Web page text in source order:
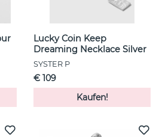
Lucky Coin Keep
Dreaming Necklace Silver
SYSTER P
€ 109
Kaufen!